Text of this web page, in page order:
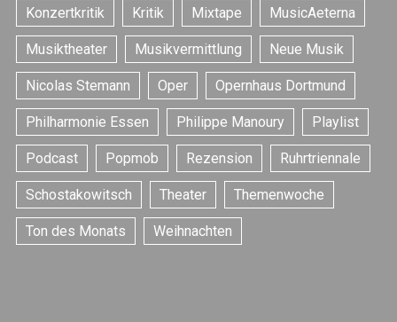
Konzertkritik Kritik Mixtape MusicAeterna
Musiktheater Musikvermittlung Neue Musik
Nicolas Stemann Oper Opernhaus Dortmund
Philharmonie Essen Philippe Manoury Playlist
Podcast Popmob Rezension Ruhrtriennale
Schostakowitsch Theater Themenwoche
Ton des Monats Weihnachten
r
c
h
f
o
r
: